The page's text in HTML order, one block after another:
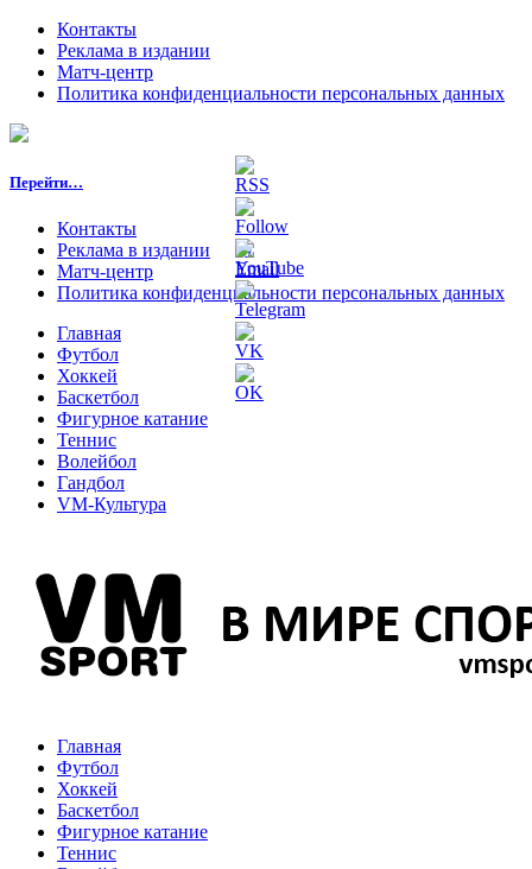
Контакты
Реклама в издании
Матч-центр
Политика конфиденциальности персональных данных
Перейти…
Контакты
Реклама в издании
Матч-центр
Политика конфиденциальности персональных данных
Главная
Футбол
Хоккей
Баскетбол
Фигурное катание
Теннис
Волейбол
Гандбол
VM-Культура
Главная
Футбол
Хоккей
Баскетбол
Фигурное катание
Теннис